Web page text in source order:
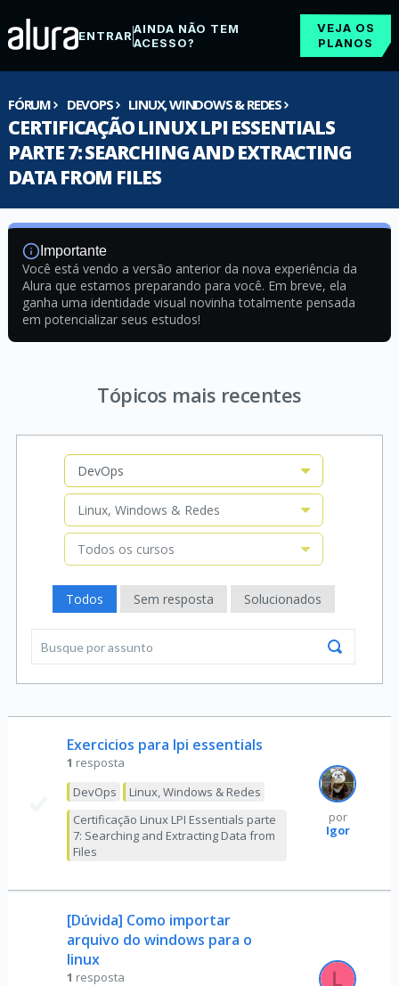
ENTRARAINDA NÃO TEM
ACESSO?
VEJA OS
PLANOS
FÓRUM DEVOPS LINUX, WINDOWS & REDES
CERTIFICAÇÃO LINUX LPI ESSENTIALS
PARTE 7: SEARCHING AND EXTRACTING
DATA FROM FILES
Importante
Você está vendo a versão anterior da nova experiência da
Alura que estamos preparando para você. Em breve, ela
ganha uma identidade visual novinha totalmente pensada
em potencializar seus estudos!
Tópicos mais recentes
DevOps
Linux, Windows & Redes
Todos os cursos
Todos Sem resposta Solucionados
Exercicios para lpi essentials
1 resposta
DevOps
Linux, Windows & Redes
Certificação Linux LPI Essentials parte
7: Searching and Extracting Data from
Files
por
Igor
[Dúvida] Como importar
arquivo do windows para o
linux
1 resposta